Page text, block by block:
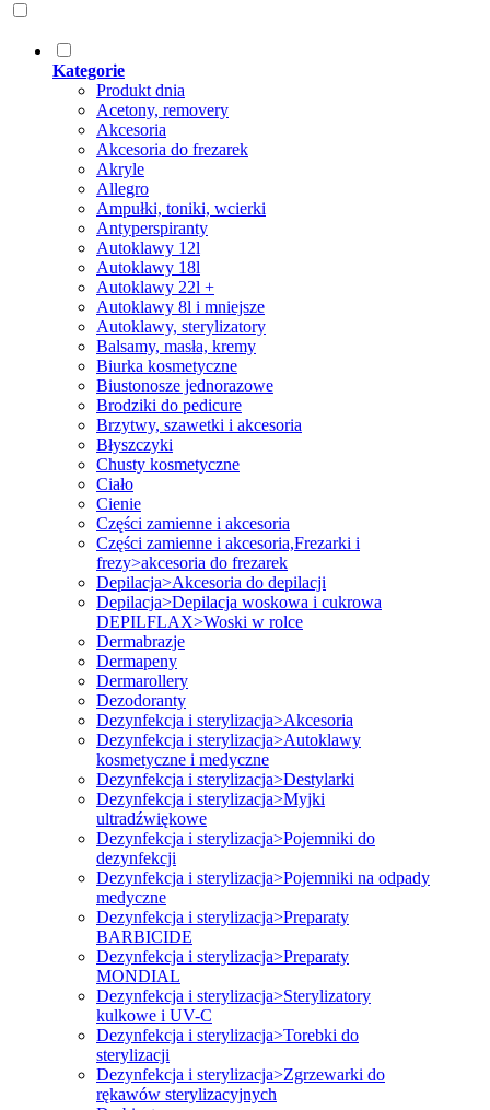
Kategorie
Produkt dnia
Acetony, removery
Akcesoria
Akcesoria do frezarek
Akryle
Allegro
Ampułki, toniki, wcierki
Antyperspiranty
Autoklawy 12l
Autoklawy 18l
Autoklawy 22l +
Autoklawy 8l i mniejsze
Autoklawy, sterylizatory
Balsamy, masła, kremy
Biurka kosmetyczne
Biustonosze jednorazowe
Brodziki do pedicure
Brzytwy, szawetki i akcesoria
Błyszczyki
Chusty kosmetyczne
Ciało
Cienie
Części zamienne i akcesoria
Części zamienne i akcesoria,Frezarki i
frezy>akcesoria do frezarek
Depilacja>Akcesoria do depilacji
Depilacja>Depilacja woskowa i cukrowa
DEPILFLAX>Woski w rolce
Dermabrazje
Dermapeny
Dermarollery
Dezodoranty
Dezynfekcja i sterylizacja>Akcesoria
Dezynfekcja i sterylizacja>Autoklawy
kosmetyczne i medyczne
Dezynfekcja i sterylizacja>Destylarki
Dezynfekcja i sterylizacja>Myjki
ultradźwiękowe
Dezynfekcja i sterylizacja>Pojemniki do
dezynfekcji
Dezynfekcja i sterylizacja>Pojemniki na odpady
medyczne
Dezynfekcja i sterylizacja>Preparaty
BARBICIDE
Dezynfekcja i sterylizacja>Preparaty
MONDIAL
Dezynfekcja i sterylizacja>Sterylizatory
kulkowe i UV-C
Dezynfekcja i sterylizacja>Torebki do
sterylizacji
Dezynfekcja i sterylizacja>Zgrzewarki do
rękawów sterylizacyjnych